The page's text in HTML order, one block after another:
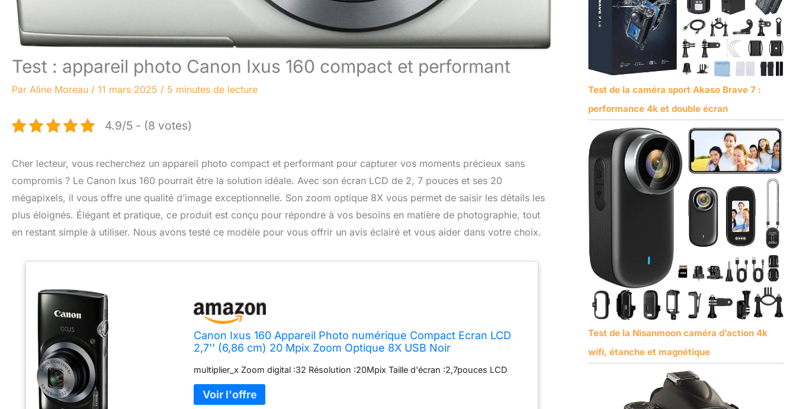
Test : appareil photo Canon Ixus 160 compact et performant
Par Aline Moreau / 11 mars 2025 / 5 minutes de lecture
4.9/5 - (8 votes)
Cher lecteur, vous recherchez un appareil photo compact et performant pour capturer vos moments précieux sans
compromis ? Le Canon Ixus 160 pourrait être la solution idéale. Avec son écran LCD de 2, 7 pouces et ses 20
mégapixels, il vous offre une qualité d’image exceptionnelle. Son zoom optique 8X vous permet de saisir les détails les
plus éloignés. Élégant et pratique, ce produit est conçu pour répondre à vos besoins en matière de photographie, tout
en restant simple à utiliser. Nous avons testé ce modèle pour vous offrir un avis éclairé et vous aider dans votre choix.
Canon Ixus 160 Appareil Photo numérique Compact Ecran LCD
2,7'' (6,86 cm) 20 Mpix Zoom Optique 8X USB Noir
multiplier_x Zoom digital :32 Résolution :20Mpix Taille d'écran :2,7pouces LCD
Test de la caméra sport Akaso Brave 7 :
performance 4k et double écran
Test de la Nisanmoon caméra d’action 4k
wifi, étanche et magnétique